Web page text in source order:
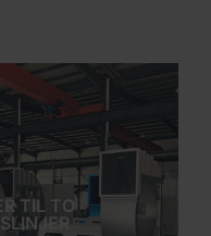
TIL TO